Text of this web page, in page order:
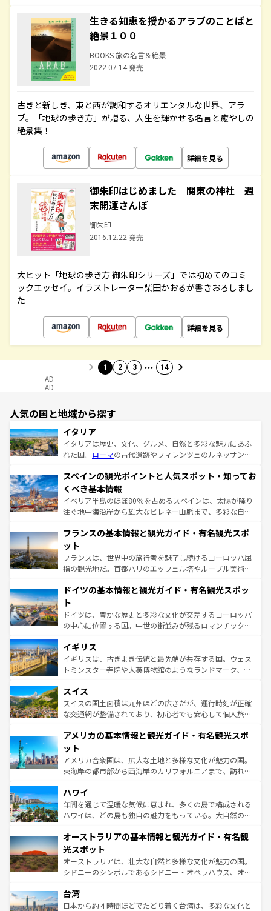
生きる知恵を授かるアラブのことばと
絶景１００
BOOKS 旅の名言＆絶景
2022.07.14 発売
古きと新しき、東と西が調和するオリエンタルな世界、アラ
ブ。「地球の歩き方」が贈る、人生を輝かせる名言と癒やしの
絶景集！
詳細を見る
御朱印はじめました 関東の神社 週
末開運さんぽ
御朱印
2016.12.22 発売
大ヒット「地球の歩き方 御朱印シリーズ」では初めてのコミ
ックエッセイ。イラストレーター柴田かおるが書きおろしまし
た
詳細を見る
1 2 3 … 14
AD
AD
人気の国と地域から探す
イタリア
イタリアは歴史、文化、グルメ、自然と多彩な魅力にあふ
れた国。 ローマの古代遺跡やフィレンツェのルネッサンス
ろん、トスカーナの美しい田園風景やアマルフィ海岸の絶
景など、自然景観も見逃せない。観光の合間には、本場の
ピザやパスタなど、絶品のイタリア料理を堪能することも
できる。朝目覚めてから夜眠るまで、すべての瞬間を楽し
なお、新着のイタリア情報はコンテンツ一覧を参照してほ
しい。
スペインの観光ポイントと人気スポット・知ってお
くべき基本情報
イベリア半島のほぼ80％を占めるスペインは、太陽が降り
注ぐ地中海沿岸から雄大なピレネー山脈まで、多彩な自然
文化が根付くこの国では、情熱的なフラメンコ、熱気あふ
れる闘牛、そして美味しいタパスが生活の一部となってい
る。首都マドリードの洗練された雰囲気や、バルセロナの
アートに溢れた街角から、地方では古代ローマ遺跡や中世
せる。地方によって風土や気候が異なるスペインはその個
ンテンツ一覧 を参照してほしい。
フランスの基本情報と観光ガイド・有名観光スポ
ット
フランスは、世界中の旅行者を魅了し続けるヨーロッパ屈
指の観光地だ。首都パリのエッフェル塔やルーブル美術館
で、幅広い魅力が詰まっている。華麗な宮殿、歴史的な大
聖堂、美しいビーチ、そして豊かな自然が、訪れる者を心
から魅了する。また、フランスは美食の国としても知ら
れ、フランス料理はユネスコ無形文化遺産にも登録されて
香り高いラベンダー畑など、多彩な楽しみ方が可能だ。さ
らに、パリ以外の地域にも魅力が溢れており、どの街角に
も豊かな歴史と文化が息づいている。パリ以外の個性あふ
を参照してほしい。
ドイツの基本情報と観光ガイド・有名観光スポッ
ト
ドイツは、豊かな歴史と多彩な文化が交差するヨーロッパ
の中心に位置する国。中世の街並みが残るロマンチック街
顔を持つこの国は、どこを歩いても飽きることがない。ベ
ルリンの文化的活気、バイエルン州のアルプスの絶景、そ
してライン川沿いのワイン畑といった風景は必見。ビール
は、お酒好きな人にはぜひ体験してほしい。 なお、新着の
ドイツ情報はコンテンツ一覧を参照してほしい。
イギリス
イギリスは、古きよき伝統と最先端が共存する国。ウェス
トミンスター寺院や大英博物館のようなランドマーク、歴
リアごとに異なる魅力がある。また、優雅なアフタヌーン
ティー、ビール好きにはたまらない英国パブ、サッカー観
戦など、本場だからこそできる体験も豊富。イギリスを旅
ンツ一覧を参照してほしい。
スイス
スイスの国土面積は九州ほどの広さだが、運行時刻が正確
な交通網が整備されており、初心者でも安心して個人旅行
の建物がそのまま残る町や、スイスならではのユニークな
博物館もあり、アルプス観光だけでなく町歩きも満喫する
ことができる。国民の所得が高いため物価も高いが、旅行
者向けの交通パス提供のサービスもあり、うまく活用すれ
着のスイス情報は
アメリカの基本情報と観光ガイド・有名観光スポ
ット
アメリカ合衆国は、広大な土地と多様な文化が魅力の国。
東海岸の都市部から西海岸のカリフォルニアまで、訪れる
のような巨大都市は、観光、ショッピング、エンターテイ
ンメントが詰まった刺激的なスポットだ。一方、アメリカ
西部には大自然が広がり、グランドキャニオンやイエロー
部のニューオーリンズでは、音楽と美食が融合した独特の
文化が魅力。旅行者はアメリカの各地域で異なる魅力を楽
しみながら、その多様性と豊かな歴史を感じることができ
るだろう。車でのロードトリップや列車の旅も、アメリカ
情報は
ハワイ
年間を通じて温暖な気候に恵まれ、多くの島で構成される
ハワイは、どの島も独自の魅力をもっている。大自然の神
ワイ島は見逃せない。また、定番の観光地といえばオアフ
島だが、静かな自然を求めるならマウイ島やカウアイ島が
おすすめ。エメラルドグリーンに輝く海をはじめ、豊かな
文化や歴史が息づいている。「アロハスピリット」と呼ば
人々、おいしいローカルフードやハワイアンミュージッ
ク、伝統的なフラダンスなど、すべてがハワイの魅力を彩
オーストラリアの基本情報と観光ガイド・有名観
光スポット
オーストラリアは、壮大な自然と多様な文化が魅力の国。
シドニーのシンボルであるシドニー・オペラハウス、オー
リアリーフや大陸中央部にそびえるウルル（エアーズロッ
ク）、タスマニアの美しい原生林やケアンズの熱帯雨林な
台湾
日本から約４時間ほどでたどり着く台湾は、多彩な文化と